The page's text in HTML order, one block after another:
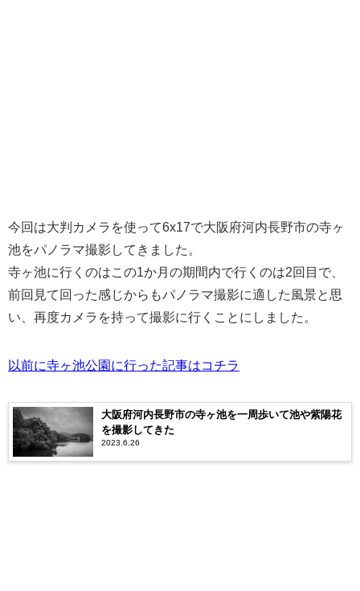
今回は大判カメラを使って6x17で大阪府河内長野市の寺ヶ
池をパノラマ撮影してきました。
寺ヶ池に行くのはこの1か月の期間内で行くのは2回目で、
前回見て回った感じからもパノラマ撮影に適した風景と思
い、再度カメラを持って撮影に行くことにしました。
以前に寺ヶ池公園に行った記事はコチラ
大阪府河内長野市の寺ヶ池を一周歩いて池や紫陽花
を撮影してきた
2023.6.26